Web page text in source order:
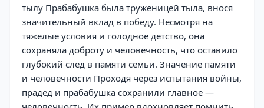
тылу Прабабушка была труженицей тыла, внося
значительный вклад в победу. Несмотря на
тяжелые условия и голодное детство, она
сохраняла доброту и человечность, что оставило
глубокий след в памяти семьи. Значение памяти
и человечности Проходя через испытания войны,
прадед и прабабушка сохранили главное —